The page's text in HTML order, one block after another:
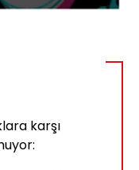
karşı